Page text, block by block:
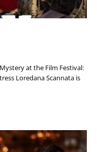
at the Film Festival:
Loredana Scannata is